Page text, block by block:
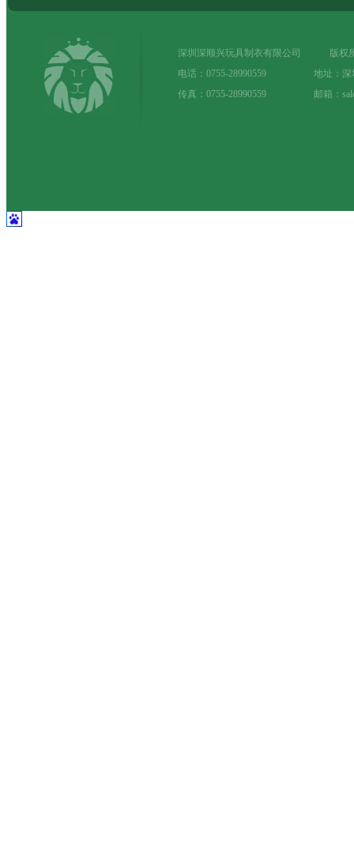
深圳深顺兴玩具制衣有限公司 版权
电话：0755-28990559 地址：深圳市
传真：0755-28990559 邮箱：